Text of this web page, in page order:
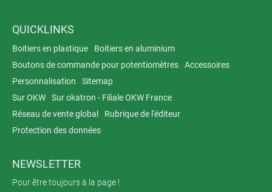
QUICKLINKS
Boitiers en plastique
Boitiers en aluminium
Boutons de commande pour potentiomètres
Accessoires
Personnalisation
Sitemap
Sur OKW
Sur okatron - Filiale OKW France
Réseau de vente global
Rubrique de l'éditeur
Protection des données
NEWSLETTER
Pour être toujours à la page !